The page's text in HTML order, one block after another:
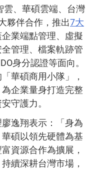
雲、華碩雲端、台灣
夥伴合作，推出7大
企業端點管理、虛擬
管理、檔案軌跡管
身分認證等面向。
華碩商用小隊」，
企業量身打造完整
守護力。
逸翔表示：「身為
碩以領先硬體為基
資源合作為擴展，
續深耕台灣市場，